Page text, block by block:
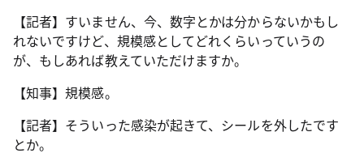
【記者】すいません、今、数字とかは分からないかもし
れないですけど、規模感としてどれくらいっていうの
が、もしあれば教えていただけますか。
【知事】規模感。
【記者】そういった感染が起きて、シールを外したです
とか。